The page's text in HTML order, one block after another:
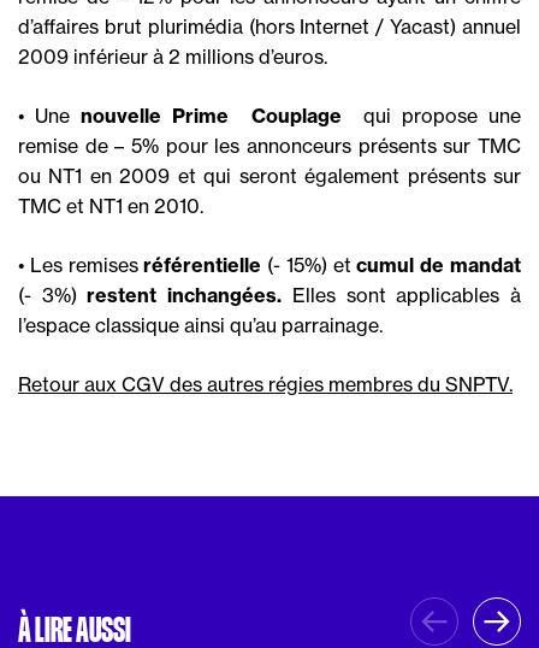
d’affaires brut plurimédia (hors Internet / Yacast) annuel
2009 inférieur à 2 millions d’euros.
• Unenouvelle Prime  Couplage 
qui propose une
remise de – 5% pour les annonceurs présents sur TMC
ou NT1 en 2009 et qui seront également présents sur
TMC et NT1 en 2010.
• Les remisesréférentielle (- 15%) etcumul de mandat
(- 3%)restent inchangées. Elles sont applicables à
l’espace classique ainsi qu’au parrainage.
Retour aux CGV des autres régies membres du SNPTV.
À LIRE AUSSI